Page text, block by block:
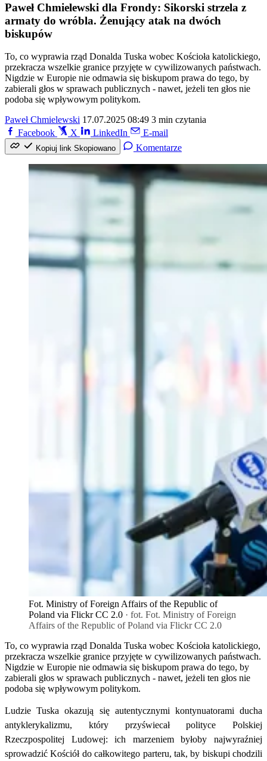
Paweł Chmielewski dla Frondy: Sikorski strzela z
armaty do wróbla. Żenujący atak na dwóch
biskupów
To, co wyprawia rząd Donalda Tuska wobec Kościoła katolickiego,
przekracza wszelkie granice przyjęte w cywilizowanych państwach.
Nigdzie w Europie nie odmawia się biskupom prawa do tego, by
zabierali głos w sprawach publicznych - nawet, jeżeli ten głos nie
podoba się wpływowym politykom.
Paweł Chmielewski 17.07.2025 08:49 3 min czytania
Facebook
X LinkedIn E-mail
Kopiuj link Skopiowano Komentarze
Fot. Ministry of Foreign Affairs of the Republic of
Poland via Flickr CC 2.0 · fot. Fot. Ministry of Foreign
Affairs of the Republic of Poland via Flickr CC 2.0
To, co wyprawia rząd Donalda Tuska wobec Kościoła katolickiego,
przekracza wszelkie granice przyjęte w cywilizowanych państwach.
Nigdzie w Europie nie odmawia się biskupom prawa do tego, by
zabierali głos w sprawach publicznych - nawet, jeżeli ten głos nie
podoba się wpływowym politykom.
Ludzie Tuska okazują się autentycznymi kontynuatorami ducha
antyklerykalizmu, który przyświecał polityce Polskiej
Rzeczpospolitej Ludowej: ich marzeniem byłoby najwyraźniej
sprowadzić Kościół do całkowitego parteru, tak, by biskupi chodzili